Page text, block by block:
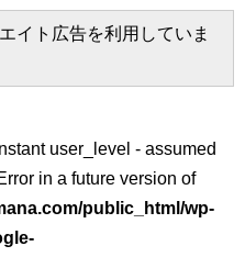
ト広告を利用していま
user_level - assumed
in a future version of
public_html/wp-